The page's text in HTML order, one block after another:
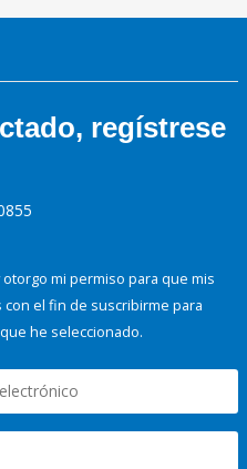
regístrese
otorgo mi permiso para que mis
el fin de suscribirme para
he seleccionado.